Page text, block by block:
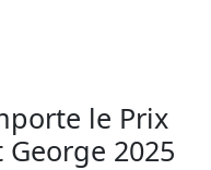
le Prix
George 2025